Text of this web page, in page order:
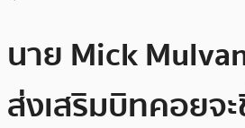
นาย Mick
ส่งเสริมบิทคอยจ